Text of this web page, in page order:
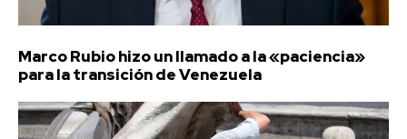
Marco Rubio hizo un llamado a la «paciencia»
para la transición de Venezuela